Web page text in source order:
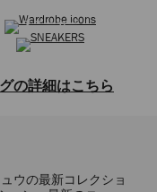
スニーカー
の詳細はこちら
取り揃えた、レディース
クな定番デザインから洗
ウのバッグは上質なレザ
ウの最新コレクショ